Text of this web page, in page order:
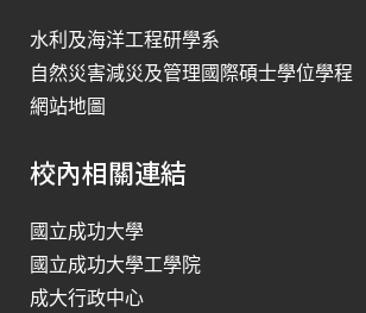
水利及海洋工程研學系
自然災害減災及管理國際碩士學位學程
網站地圖
校內相關連結
國立成功大學
國立成功大學工學院
成大行政中心